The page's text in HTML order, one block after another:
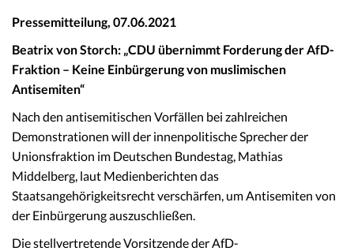
Pressemitteilung, 07.06.2021
Beatrix von Storch: „CDU übernimmt Forderung der AfD-
Fraktion – Keine Einbürgerung von muslimischen
Antisemiten“
Nach den antisemitischen Vorfällen bei zahlreichen
Demonstrationen will der innenpolitische Sprecher der
Unionsfraktion im Deutschen Bundestag, Mathias
Middelberg, laut Medienberichten das
Staatsangehörigkeitsrecht verschärfen, um Antisemiten von
der Einbürgerung auszuschließen.
Die stellvertretende Vorsitzende der AfD-